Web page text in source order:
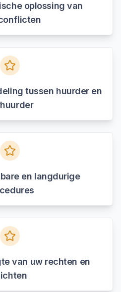
oplossing van
tussen huurder en
en langdurige
van uw rechten en